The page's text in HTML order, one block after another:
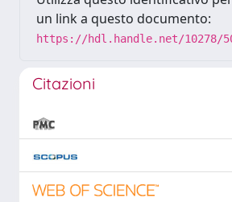
un link a questo documento:
https://hdl.handle.net/10278/
Citazioni